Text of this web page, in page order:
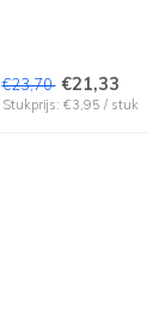
€23,70 €21,33
Stukprijs: €3,95 / stuk